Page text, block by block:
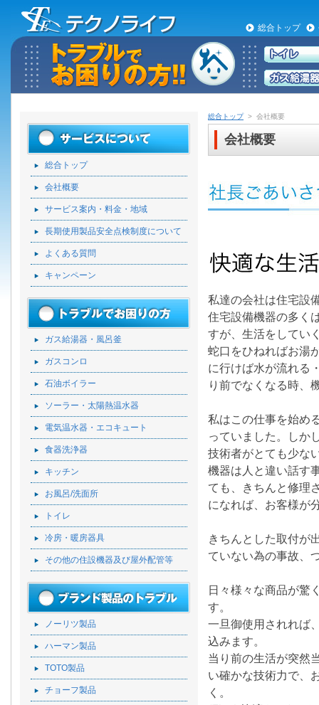
総合トップ
総合トップ
会社概要
サービス案内・料金・地域
長期使用製品安全点検制度について
よくある質問
キャンペーン
ガス給湯器・風呂釜
ガスコンロ
石油ボイラー
ソーラー・太陽熱温水器
電気温水器・エコキュート
食器洗浄器
キッチン
お風呂/洗面所
トイレ
冷房・暖房器具
その他の住設機器及び屋外配管等
ノーリツ製品
ハーマン製品
TOTO製品
チョーフ製品
総合トップ> 会社概要
会社概要
私達の会社は住宅設
住宅設備機器の多く
すが、生活をしてい
蛇口をひねればお湯
に行けば水が流れ
り前でなくなる時、
私はこの仕事を始め
っていました。しか
技術者がとても少な
機器は人と違い話す
ても、きちんと修理
になれば、お客様が
きちんとした取付が
ていない為の事故、
日々様々な商品が驚
す。
一旦御使用されれば
込みます。
当り前の生活が突然
い確かな技術力で、
く。